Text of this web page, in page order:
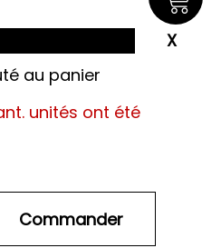
au panier
unités ont été